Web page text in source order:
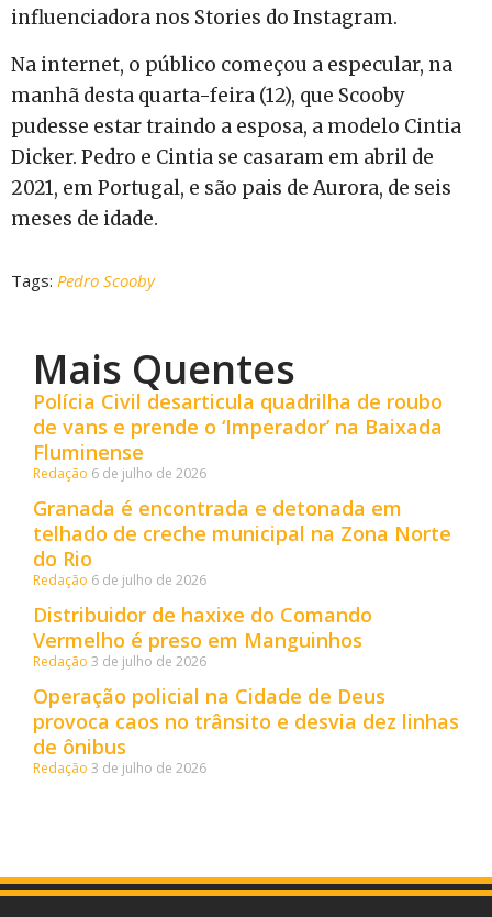
influenciadora nos Stories do Instagram.
Na internet, o público começou a especular, na
manhã desta quarta-feira (12), que Scooby
pudesse estar traindo a esposa, a modelo Cintia
Dicker. Pedro e Cintia se casaram em abril de
2021, em Portugal, e são pais de Aurora, de seis
meses de idade.
Tags: Pedro Scooby
Mais Quentes
Polícia Civil desarticula quadrilha de roubo
de vans e prende o ‘Imperador’ na Baixada
Fluminense
Redação 6 de julho de 2026
Granada é encontrada e detonada em
telhado de creche municipal na Zona Norte
do Rio
Redação 6 de julho de 2026
Distribuidor de haxixe do Comando
Vermelho é preso em Manguinhos
Redação 3 de julho de 2026
Operação policial na Cidade de Deus
provoca caos no trânsito e desvia dez linhas
de ônibus
Redação 3 de julho de 2026